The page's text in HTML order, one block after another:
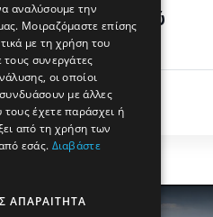
Τεκές Κιουτουκλού
Μπαμπά
Θρησκεία
Σέλινο
BULGARIAN
ROMANIAN
TURKISH
αναλύσουμε την
Μοιραζόμαστε επίσης
με τη χρήση του
τους συνεργάτες
οι οποίοι
με άλλες
έχετε παράσχει ή
από τη χρήση των
εσάς. Διαβάστε
ΑΠΑΡΑΙΤΗΤΑ